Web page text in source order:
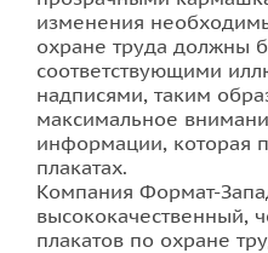
изменения
охране труда должны
соответствующими
надписями, таким
максимальное
информации, которая
плакатах.
Компания Формат-
высококачественный,
плакатов по охране